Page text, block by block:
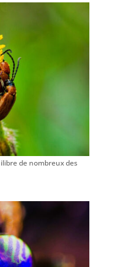
de nombreux des